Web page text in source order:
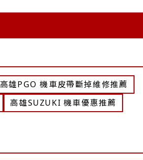
高雄PGO 機車皮帶斷掉維修推薦
高雄SUZUKI 機車優惠推薦